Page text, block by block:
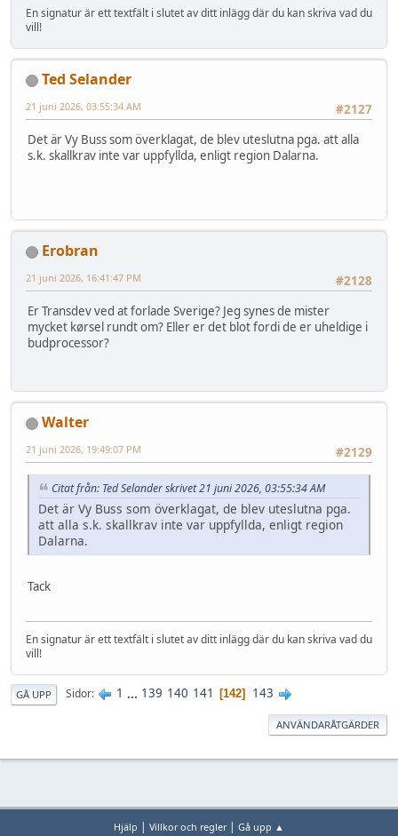
En signatur är ett textfält i slutet av ditt inlägg där du kan skriva vad du
vill!
Ted Selander
#2127
21 juni 2026, 03:55:34 AM
Det är Vy Buss som överklagat, de blev uteslutna pga. att alla
s.k. skallkrav inte var uppfyllda, enligt region Dalarna.
Erobran
#2128
21 juni 2026, 16:41:47 PM
Er Transdev ved at forlade Sverige? Jeg synes de mister
mycket kørsel rundt om? Eller er det blot fordi de er uheldige i
budprocessor?
Walter
#2129
21 juni 2026, 19:49:07 PM
Citat från: Ted Selander skrivet 21 juni 2026, 03:55:34 AM
Det är Vy Buss som överklagat, de blev uteslutna pga.
att alla s.k. skallkrav inte var uppfyllda, enligt region
Dalarna.
Tack
En signatur är ett textfält i slutet av ditt inlägg där du kan skriva vad du
vill!
GÅ UPP Sidor 1 ... 139 140 141 142 143
ANVÄNDARÅTGÄRDER
Hjälp | Villkor och regler| Gå upp ▲